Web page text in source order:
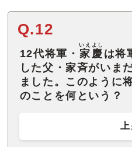
Q.12
12代将軍・ 家慶
いえよし
は将
した父・家斉がいま
ました。このように
のことを何という？